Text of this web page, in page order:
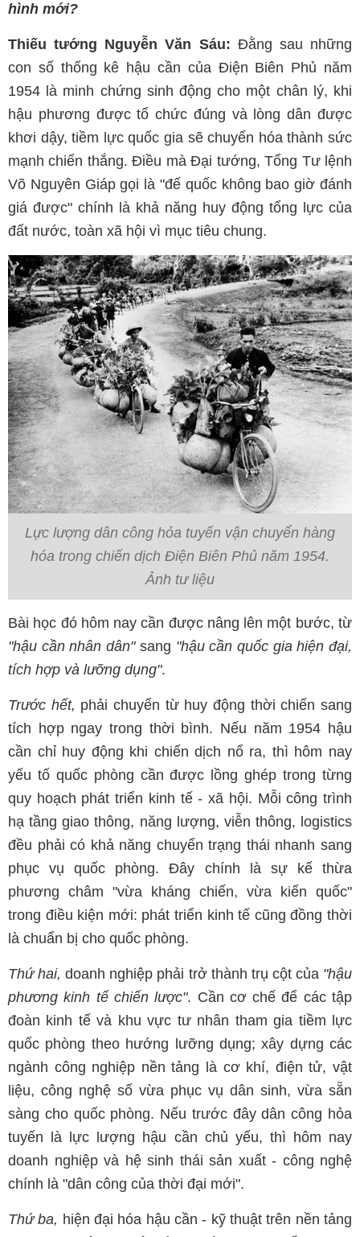
hình mới?
Thiếu tướng Nguyễn Văn Sáu: Đằng sau những
con số thống kê hậu cần của Điện Biên Phủ năm
1954 là minh chứng sinh động cho một chân lý, khi
hậu phương được tổ chức đúng và lòng dân được
khơi dậy, tiềm lực quốc gia sẽ chuyển hóa thành sức
mạnh chiến thắng. Điều mà Đại tướng, Tổng Tư lệnh
Võ Nguyên Giáp gọi là "đế quốc không bao giờ đánh
giá được" chính là khả năng huy động tổng lực của
đất nước, toàn xã hội vì mục tiêu chung.
Lực lượng dân công hỏa tuyến vận chuyển hàng
hóa trong chiến dịch Điện Biên Phủ năm 1954.
Ảnh tư liệu
Bài học đó hôm nay cần được nâng lên một bước, từ
"hậu cần nhân dân"sang "hậu cần quốc gia hiện đại,
tích hợp và lưỡng dụng".
Trước hết, phải chuyển từ huy động thời chiến sang
tích hợp ngay trong thời bình. Nếu năm 1954 hậu
cần chỉ huy động khi chiến dịch nổ ra, thì hôm nay
yếu tố quốc phòng cần được lồng ghép trong từng
quy hoạch phát triển kinh tế - xã hội. Mỗi công trình
hạ tầng giao thông, năng lượng, viễn thông, logistics
đều phải có khả năng chuyển trạng thái nhanh sang
phục vụ quốc phòng. Đây chính là sự kế thừa
phương châm "vừa kháng chiến, vừa kiến quốc"
trong điều kiện mới: phát triển kinh tế cũng đồng thời
là chuẩn bị cho quốc phòng.
Thứ hai, doanh nghiệp phải trở thành trụ cột của "hậu
phương kinh tế chiến lược". Cần cơ chế để các tập
đoàn kinh tế và khu vực tư nhân tham gia tiềm lực
quốc phòng theo hướng lưỡng dụng; xây dựng các
ngành công nghiệp nền tảng là cơ khí, điện tử, vật
liệu, công nghệ số vừa phục vụ dân sinh, vừa sẵn
sàng cho quốc phòng. Nếu trước đây dân công hỏa
tuyến là lực lượng hậu cần chủ yếu, thì hôm nay
doanh nghiệp và hệ sinh thái sản xuất - công nghệ
chính là "dân công của thời đại mới".
Thứ ba, hiện đại hóa hậu cần - kỹ thuật trên nền tảng